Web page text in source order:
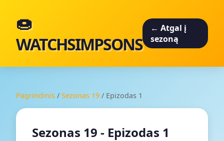
🍩
WATCHSIMPSONS
← Atgal į
sezoną
Pagrindinis / Sezonas 19 / Epizodas 1
Sezonas 19 - Epizodas 1